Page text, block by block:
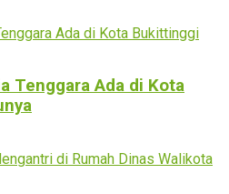
Tenggara Ada di Kota